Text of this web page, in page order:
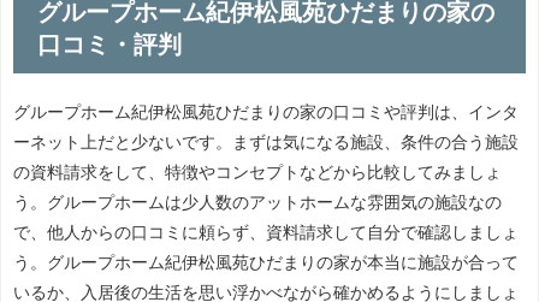
グループホーム紀伊松風苑ひだまりの家の
口コミ・評判
グループホーム紀伊松風苑ひだまりの家の口コミや評判は、インタ
ーネット上だと少ないです。まずは気になる施設、条件の合う施設
の資料請求をして、特徴やコンセプトなどから比較してみましょ
う。グループホームは少人数のアットホームな雰囲気の施設なの
で、他人からの口コミに頼らず、資料請求して自分で確認しましょ
う。グループホーム紀伊松風苑ひだまりの家が本当に施設が合って
いるか、入居後の生活を思い浮かべながら確かめるようにしましょ